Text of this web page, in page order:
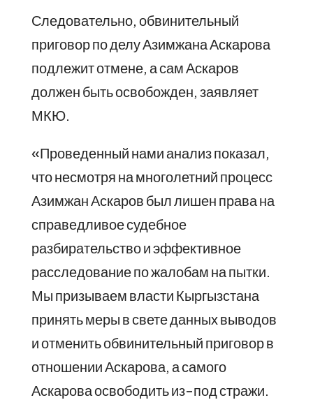
Следовательно, обвинительный
приговор по делу Азимжана Аскарова
подлежит отмене, а сам Аскаров
должен быть освобожден, заявляет
МКЮ.
«Проведенный нами анализ показал,
что несмотря на многолетний процесс
Азимжан Аскаров был лишен права на
справедливое судебное
разбирательство и эффективное
расследование по жалобам на пытки.
Мы призываем власти Кыргызстана
принять меры в свете данных выводов
и отменить обвинительный приговор в
отношении Аскарова, а самого
Аскарова освободить из-под стражи.